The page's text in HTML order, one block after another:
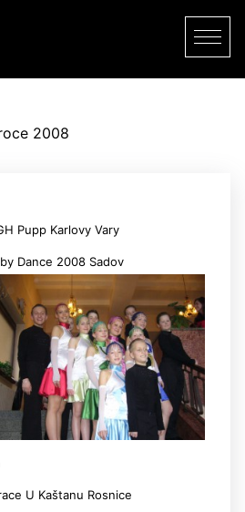
2008
GH Pupp Karlovy Vary
Dance 2008 Sadov
U Kaštanu Rosnice